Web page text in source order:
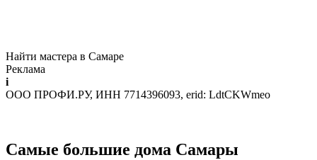
Найти мастера в Самаре
Реклама
i
ООО ПРОФИ.РУ, ИНН 7714396093, erid: LdtCKWmeo
Самые большие дома Самары